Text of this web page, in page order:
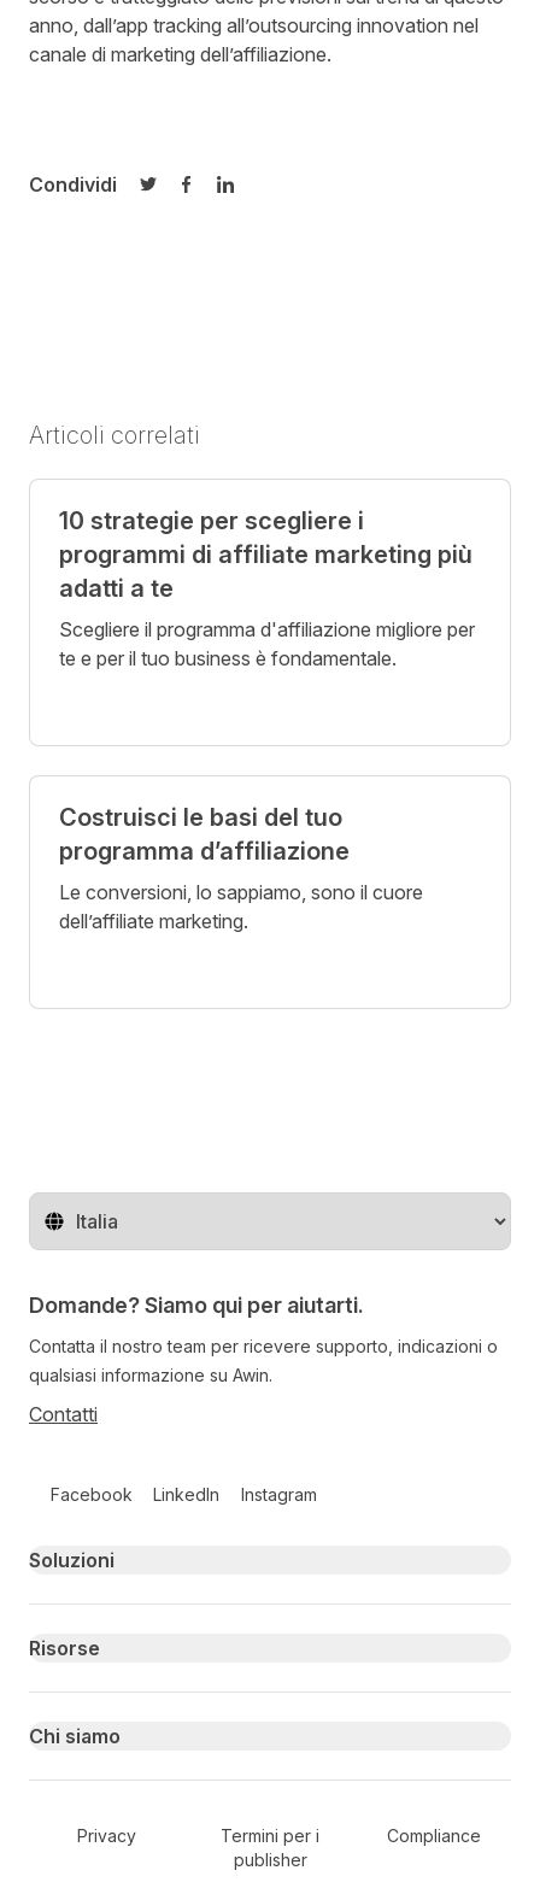
anno, dall’app tracking all’outsourcing innovation nel
canale di marketing dell’affiliazione.
Condividi
Condividi su Twitter
Condividi su Facebook
Condividi su LinkedIn
Articoli correlati
10 strategie per scegliere i
programmi di affiliate marketing più
adatti a te
Scegliere il programma d'affiliazione migliore per
te e per il tuo business è fondamentale.
Costruisci le basi del tuo
programma d’affiliazione
Le conversioni, lo sappiamo, sono il cuore
dell’affiliate marketing.
Cambia regione
Domande? Siamo qui per aiutarti.
Contatta il nostro team per ricevere supporto, indicazioni o
qualsiasi informazione su Awin.
Contatti
Facebook LinkedIn Instagram
Primary footer navigation
Soluzioni
Risorse
Chi siamo
Secondary Footer Navigation
Privacy
Termini per i
publisher
Compliance